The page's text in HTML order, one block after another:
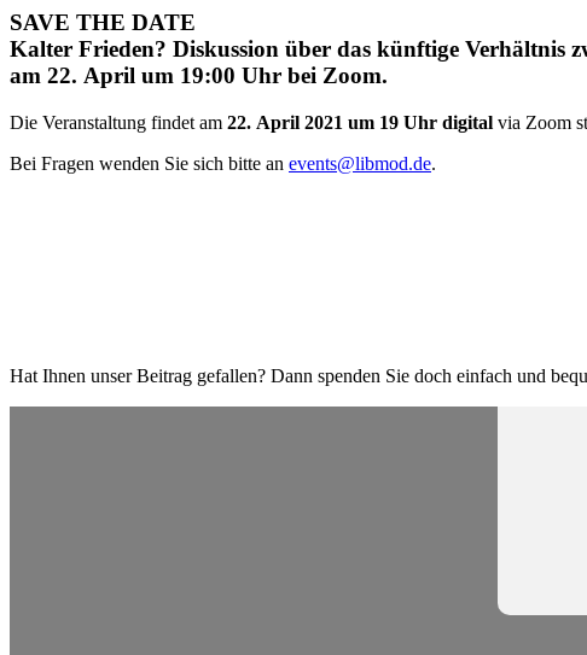
SAVE THE DATE
Kalter Frieden? Dis­kus­sion über das künf­tige Ver­hält­nis
am 22. April um 19:00 Uhr bei Zoom.
Die Veran­staltung findet am 22. April 2021 um 19 Uhr digital via Zoom
Bei Fragen wenden Sie sich bitte an events@libmod.de.
Hat Ihnen unser Beitrag gefallen? Dann spenden Sie doch einfach und